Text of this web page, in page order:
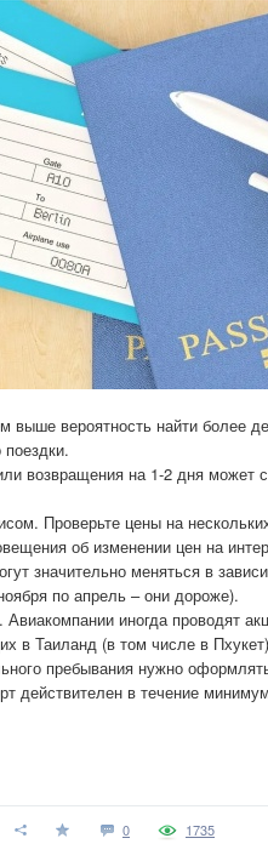
выше вероятность найти более
возвращения на 1-2 дня может
Проверьте цены на
об изменении цен на
значительно меняться в
по апрель – они дороже).
иногда проводят
в Таиланд (в том числе в
пребывания нужно
действителен в течение
0 1735